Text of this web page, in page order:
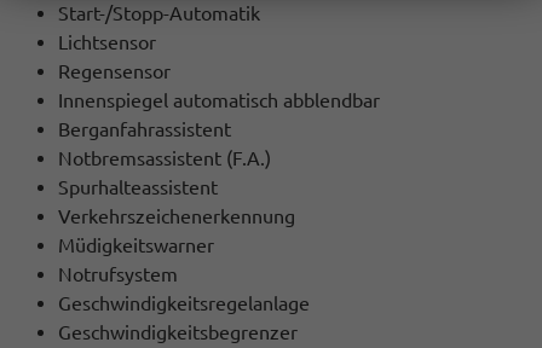
Start-/Stopp-Automatik
Lichtsensor
Regensensor
Innenspiegel automatisch abblendbar
Berganfahrassistent
Notbremsassistent (F.A.)
Spurhalteassistent
Verkehrszeichenerkennung
Müdigkeitswarner
Notrufsystem
Geschwindigkeitsregelanlage
Geschwindigkeitsbegrenzer